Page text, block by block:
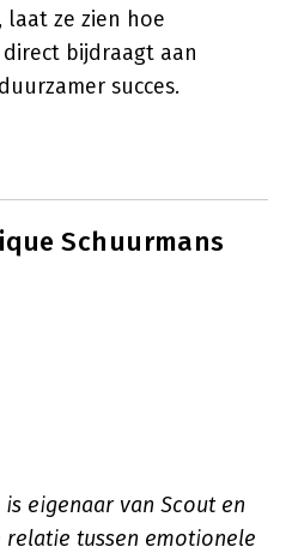
ze zien hoe
bijdraagt aan
succes.
Schuurmans
eigenaar van Scout en
tussen emotionele